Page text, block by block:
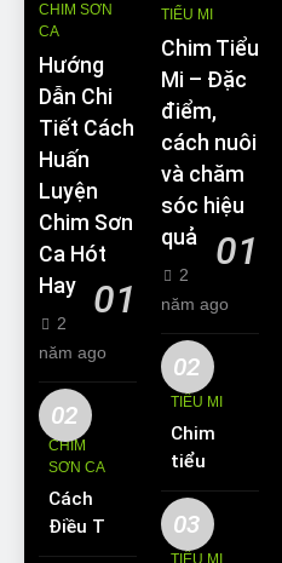
CHIM SƠN
CA
Hướng
Dẫn Chi
Tiết Cách
Huấn
Luyện
Chim Sơn
Ca Hót
Hay
01
2
năm ago
02
CHIM
SƠN CA
Cách
Điều Trị
Hiệu
TIỂU MI
Chim Tiểu
Mi – Đặc
điểm,
cách nuôi
và chăm
sóc hiệu
quả
01
2
năm ago
02
TIỂU MI
Chim
tiểu mi
ăn gì?
Kinh
nghiệm
03